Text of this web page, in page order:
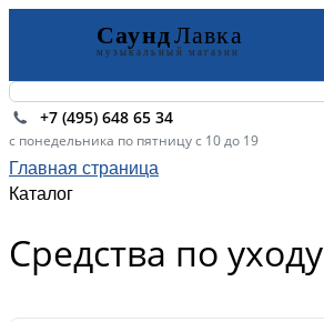
+7 (495) 648 65 34
с понедельника по пятницу с 10 до 19
Главная страница
Каталог
Средства по уходу